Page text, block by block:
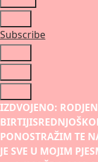
Subscribe
IZDVOJENO:
BIRTIJI
PONOSTRAŽIM TE
JE SVE U MOJIM